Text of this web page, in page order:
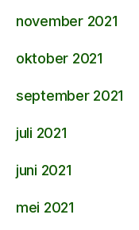
november 2021
oktober 2021
september 2021
juli 2021
juni 2021
mei 2021